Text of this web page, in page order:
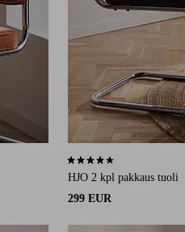
HJO 2 kpl pakkaus tuoli
299 EUR
4,0 perustuen 4 arvosanaan